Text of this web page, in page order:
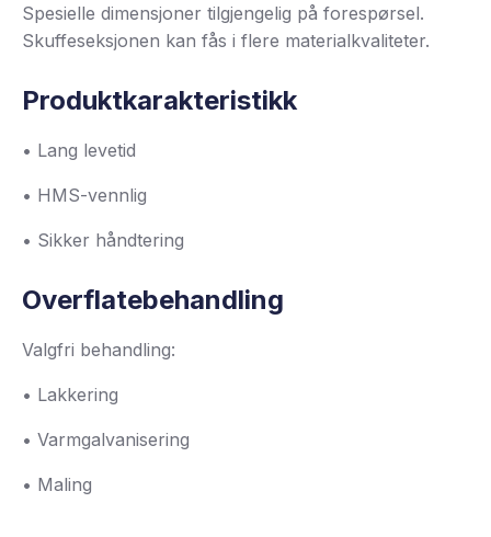
Spesielle dimensjoner tilgjengelig på forespørsel.
Skuffeseksjonen kan fås i flere materialkvaliteter.
Produktkarakteristikk
• Lang levetid
• HMS-vennlig
• Sikker håndtering
Overflatebehandling
Valgfri behandling:
• Lakkering
• Varmgalvanisering
• Maling